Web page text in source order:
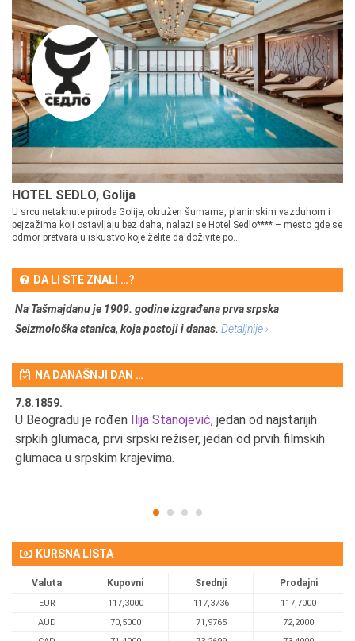
HOTEL SEDLO, Golija
U srcu netaknute prirode Golije, okružen šumama, planinskim vazduhom i
pejzažima koji ostavljaju bez daha, nalazi se Hotel Sedlo**** – mesto gde se
odmor pretvara u iskustvo koje želite da doživite po...
DA LI STE ZNALI …?
Na Tašmajdanu je 1909. godine izgrađena prva srpska
Seizmološka stanica, koja postoji i danas. Detaljnije ›
NA DANAŠNJI DAN …
7.8.1859.
U Beogradu je rođen Ilija Stanojević, jedan od najstarijih
srpkih glumaca, prvi srpski režiser, jedan od prvih filmskih
glumaca u srpskim krajevima.
KURSNA LISTA
Valuta Kupovni Srednji Prodajni
EUR 117,3000 117,3736
117,7000
AUD
70,5000 71,9765
72,2000